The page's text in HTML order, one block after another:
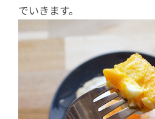
でいきます。